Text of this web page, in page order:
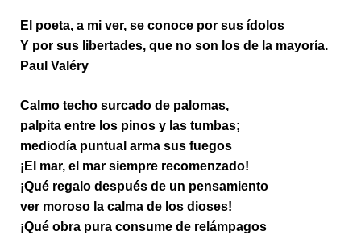
El poeta, a mi ver, se conoce por sus ídolos
Y por sus libertades, que no son los de la mayoría.
Paul Valéry
Calmo techo surcado de palomas,
palpita entre los pinos y las tumbas;
mediodía puntual arma sus fuegos
¡El mar, el mar siempre recomenzado!
¡Qué regalo después de un pensamiento
ver moroso la calma de los dioses!
¡Qué obra pura consume de relámpagos